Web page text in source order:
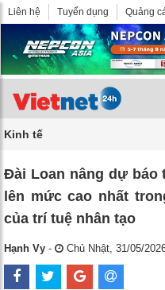
Liên hệ Tuyển dụng Quảng
Kinh tế
Đài Loan nâng dự báo
lên mức cao nhất
của trí tuệ nhân tạo
Hạnh Vy - Chủ Nhật, 31/05/